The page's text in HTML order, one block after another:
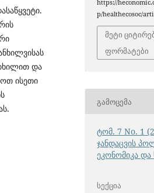
და
ისეთი
https://
p/healthecosoc/
მეტი
ფორმატები
ᲒᲐᲛᲝᲪᲔᲛᲐ
ტომ. 7 No. 1
ჯანდაცვის
ეკონომიკა
ᲡᲔᲥᲪᲘᲐ